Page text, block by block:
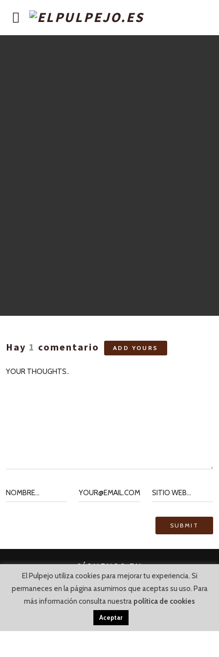
Hay 1 comentario ADD YOURS
SÍGUENOS EN
El Pulpejo utiliza cookies para mejorar tu experiencia. Si
permaneces en la página asumimos que aceptas su uso. Para
más información consulta nuestra política de cookies
Aceptar